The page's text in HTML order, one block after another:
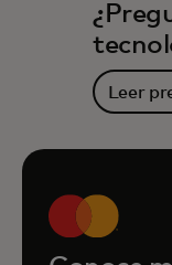
Leer